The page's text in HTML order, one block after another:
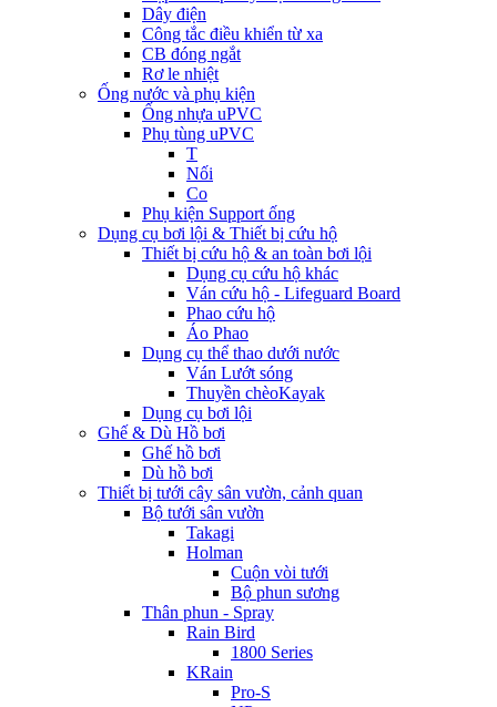
Dây điện
Công tắc điều khiển từ xa
CB đóng ngắt
Rơ le nhiệt
Ống nước và phụ kiện
Ống nhựa uPVC
Phụ tùng uPVC
T
Nối
Co
Phụ kiện Support ống
Dụng cụ bơi lội & Thiết bị cứu hộ
Thiết bị cứu hộ & an toàn bơi lội
Dụng cụ cứu hộ khác
Ván cứu hộ - Lifeguard Board
Phao cứu hộ
Áo Phao
Dụng cụ thể thao dưới nước
Ván Lướt sóng
Thuyền chèoKayak
Dụng cụ bơi lội
Ghế & Dù Hồ bơi
Ghế hồ bơi
Dù hồ bơi
Thiết bị tưới cây sân vườn, cảnh quan
Bộ tưới sân vườn
Takagi
Holman
Cuộn vòi tưới
Bộ phun sương
Thân phun - Spray
Rain Bird
1800 Series
KRain
Pro-S